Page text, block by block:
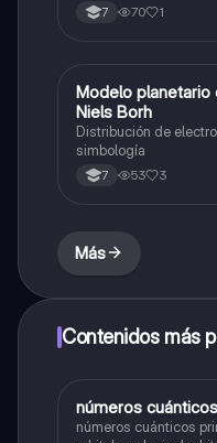
7 70 1
Biologia
Modelo
Niels Borh
Distribución de
simbología
7 53 3
Más
Contenidos más
Biologia
números cuánticos
números cuánticos